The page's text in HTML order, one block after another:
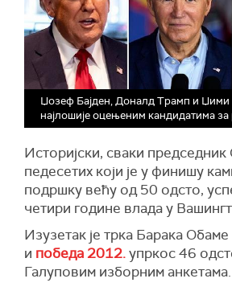
Џозеф Бајден, Доналд Трамп и Џими
најлошије оцењеним кандидатима
Историјски, сваки
педесетих који је у финишу
подршку већу од 50 одсто,
четири године влада у
Изузетак је трка Барака
и победа 2012.упркос 46
Галуповим изборним анкетама.